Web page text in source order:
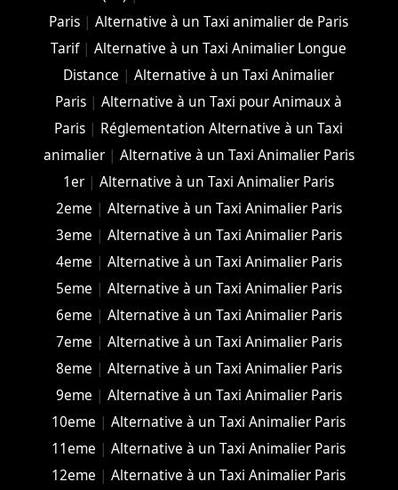
Paris |Alternative à un Taxi animalier de Paris
Tarif|Alternative à un Taxi Animalier Longue
Distance |Alternative à un Taxi Animalier
Paris |Alternative à un Taxi pour Animaux à
Paris | Réglementation Alternative à un Taxi
animalier| Alternative à un Taxi Animalier Paris
1er |Alternative à un Taxi Animalier Paris
2eme | Alternative à un Taxi Animalier Paris
3eme | Alternative à un Taxi Animalier Paris
4eme | Alternative à un Taxi Animalier Paris
5eme | Alternative à un Taxi Animalier Paris
6eme | Alternative à un Taxi Animalier Paris
7eme | Alternative à un Taxi Animalier Paris
8eme | Alternative à un Taxi Animalier Paris
9eme | Alternative à un Taxi Animalier Paris
10eme |Alternative à un Taxi Animalier Paris
11eme |Alternative à un Taxi Animalier Paris
12eme |Alternative à un Taxi Animalier Paris